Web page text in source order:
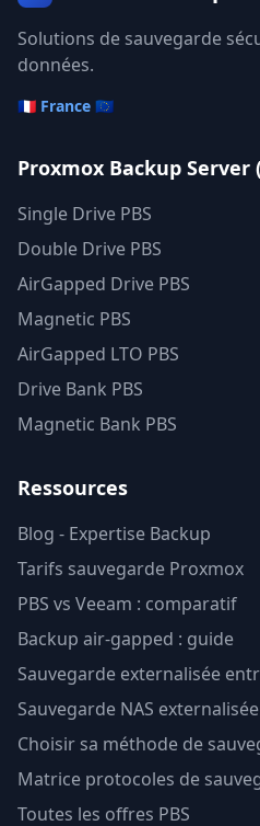
Solutions de sauvegarde
données.
🇫🇷 France 🇪🇺
Proxmox Backup Server
Single Drive PBS
Double Drive PBS
AirGapped Drive PBS
Magnetic PBS
AirGapped LTO PBS
Drive Bank PBS
Magnetic Bank PBS
Ressources
Blog - Expertise Backup
Tarifs sauvegarde Proxmox
PBS vs Veeam : comparatif
Backup air-gapped : guide
Sauvegarde externalisée
Sauvegarde NAS externalisée
Choisir sa méthode de
Matrice protocoles de
Toutes les offres PBS